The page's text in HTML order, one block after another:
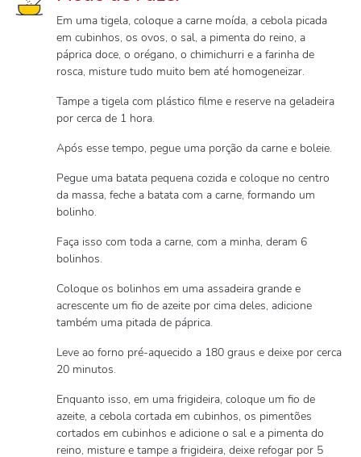
Em uma tigela, coloque a carne moída, a cebola picada
em cubinhos, os ovos, o sal, a pimenta do reino, a
páprica doce, o orégano, o chimichurri e a farinha de
rosca, misture tudo muito bem até homogeneizar.
Tampe a tigela com plástico filme e reserve na geladeira
por cerca de 1 hora.
Após esse tempo, pegue uma porção da carne e boleie.
Pegue uma batata pequena cozida e coloque no centro
da massa, feche a batata com a carne, formando um
bolinho.
Faça isso com toda a carne, com a minha, deram 6
bolinhos.
Coloque os bolinhos em uma assadeira grande e
acrescente um fio de azeite por cima deles, adicione
também uma pitada de páprica.
Leve ao forno pré-aquecido a 180 graus e deixe por cerca
20 minutos.
Enquanto isso, em uma frigideira, coloque um fio de
azeite, a cebola cortada em cubinhos, os pimentões
cortados em cubinhos e adicione o sal e a pimenta do
reino, misture e tampe a frigideira, deixe refogar por 5